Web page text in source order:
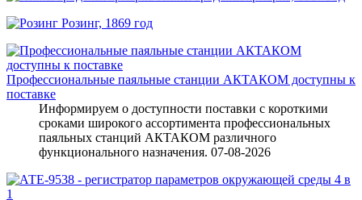
Розинг, 1869 год
Профессиональные паяльные станции АКТАКОМ доступны к
поставке
Информируем о доступности поставки с короткими
сроками широкого ассортимента профессиональных
паяльных станций АКТАКОМ различного
функционального назначения. 07-08-2026